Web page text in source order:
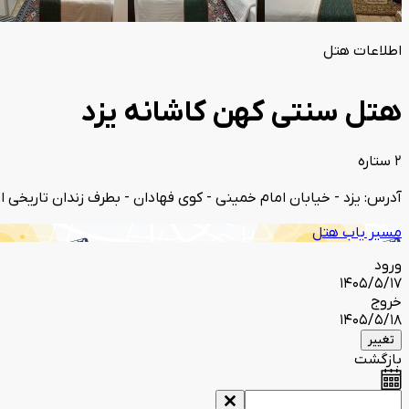
اطلاعات هتل
هتل سنتی کهن کاشانه یزد
2 ستاره
آدرس: یزد - خیابان امام خمینی - کوی فهادان - بطرف زندان
مسیر یاب هتل
ورود
1405/5/17
خروج
1405/5/18
تغییر
بازگشت